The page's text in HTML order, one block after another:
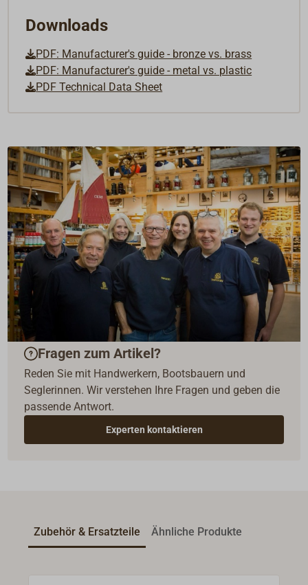
Downloads
PDF: Manufacturer's guide - bronze vs. brass
PDF: Manufacturer's guide - metal vs. plastic
PDF Technical Data Sheet
Fragen zum Artikel?
Reden Sie mit Handwerkern, Bootsbauern und
Seglerinnen. Wir verstehen Ihre Fragen und geben die
passende Antwort.
Experten kontaktieren
Zubehör & Ersatzteile Ähnliche Produkte